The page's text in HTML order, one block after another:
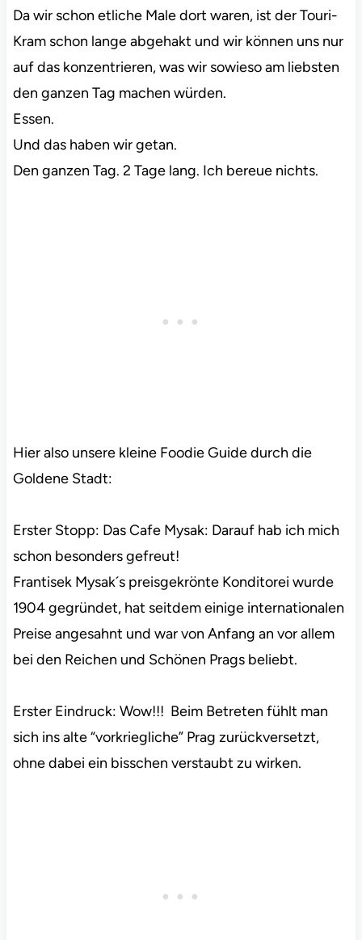
Da wir schon etliche Male dort waren, ist der Touri-
Kram schon lange abgehakt und wir können uns nur
auf das konzentrieren, was wir sowieso am liebsten
den ganzen Tag machen würden.
Essen.
Und das haben wir getan.
Den ganzen Tag. 2 Tage lang. Ich bereue nichts.
Hier also unsere kleine Foodie Guide durch die
Goldene Stadt:
Erster Stopp: Das Cafe Mysak: Darauf hab ich mich
schon besonders gefreut!
Frantisek Mysak´s preisgekrönte Konditorei wurde
1904 gegründet, hat seitdem einige internationalen
Preise angesahnt und war von Anfang an vor allem
bei den Reichen und Schönen Prags beliebt.
Erster Eindruck: Wow!!! Beim Betreten fühlt man
sich ins alte “vorkriegliche” Prag zurückversetzt,
ohne dabei ein bisschen verstaubt zu wirken.